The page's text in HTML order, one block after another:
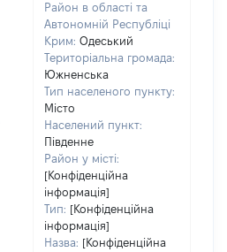
Район в області та
Автономній Республіці
Крим: Одеський
Територіальна громада:
Южненська
Тип населеного пункту:
Місто
Населений пункт:
Південне
Район у місті:
[Конфіденційна
інформація]
Тип: [Конфіденційна
інформація]
Назва: [Конфіденційна